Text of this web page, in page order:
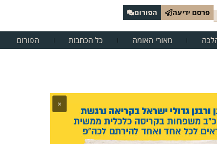
פרסם ידיעה הפורום
מאורי האומה כל הכתבות הפורום
×